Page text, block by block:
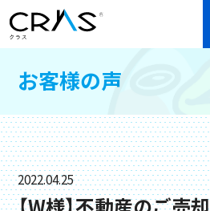
お客様の声
2022.04.25